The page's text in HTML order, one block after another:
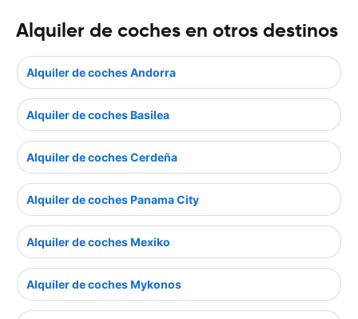
Alquiler de coches en otros destinos
Alquiler de coches Andorra
Alquiler de coches Basilea
Alquiler de coches Cerdeña
Alquiler de coches Panama City
Alquiler de coches Mexiko
Alquiler de coches Mykonos